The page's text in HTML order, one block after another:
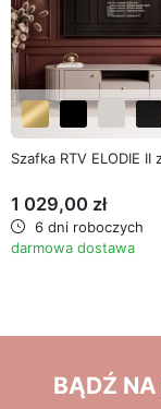
Szafka RTV ELODIE II
1 029,00 zł
6 dni roboczych
darmowa dostawa
BĄDŹ